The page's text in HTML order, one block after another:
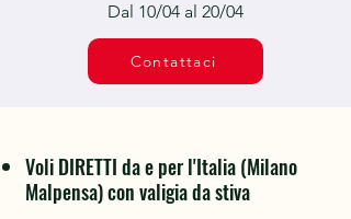
Dal 10/04 al 20/04
Contattaci
Voli DIRETTI da e per l'Italia (Milano
Malpensa) con valigia da stiva